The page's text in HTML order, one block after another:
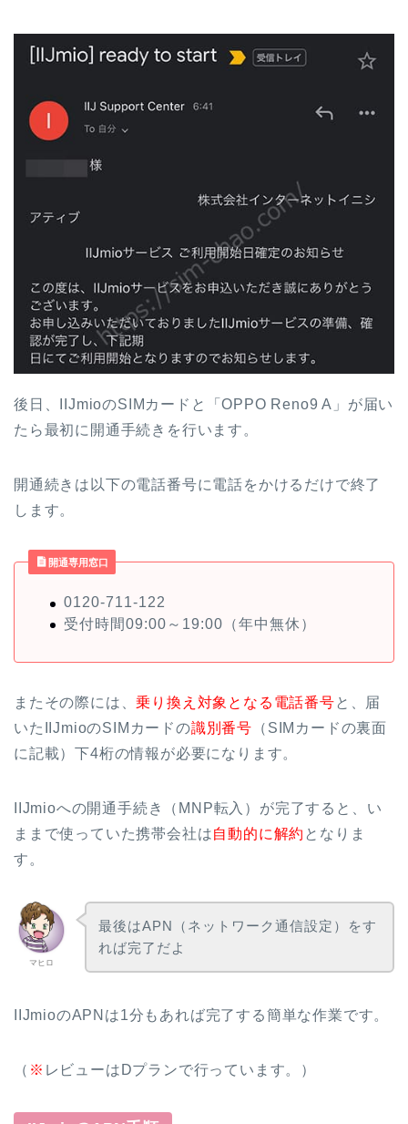
後日、IIJmioのSIMカードと「OPPO Reno9 A」が届い
たら最初に開通手続きを行います。
開通続きは以下の電話番号に電話をかけるだけで終了
します。
開通専用窓口
0120-711-122
受付時間09:00～19:00（年中無休）
またその際には、乗り換え対象となる電話番号 と、届
いたIIJmioのSIMカードの識別番号 （SIMカードの裏面
に記載）下4桁の情報が必要になります。
IIJmioへの開通手続き（MNP転入）が完了すると、い
ままで使っていた携帯会社は自動的に解約 となりま
す。
マヒロ
最後はAPN（ネットワーク通信設定）をす
れば完了だよ
IIJmioのAPNは1分もあれば完了する簡単な作業です。
（ ※ レビューはDプランで行っています。）